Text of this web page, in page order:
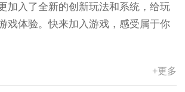
加入了全新的创新玩法和系统，给玩
戏体验。快来加入游戏，感受属于你
+更多